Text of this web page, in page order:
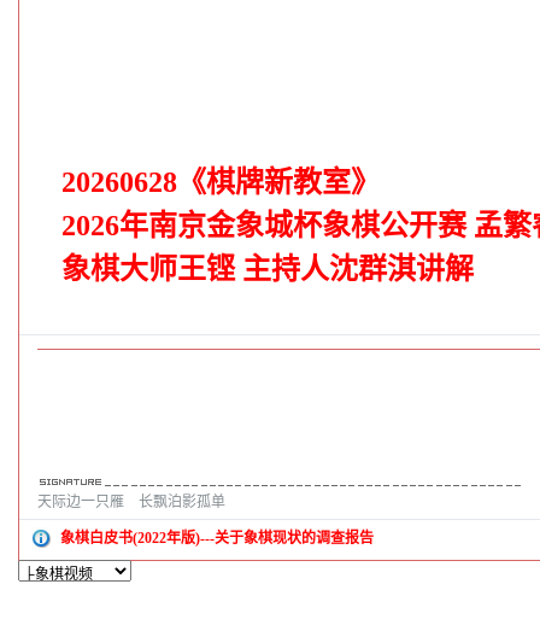
20260628《棋牌新教室》
2026年南京金象城杯象棋公开赛 孟繁
象棋大师王铿 主持人沈群淇讲解
天际边一只雁 长飘泊影孤单
象棋白皮书(2022年版)---关于象棋现状的调查报告